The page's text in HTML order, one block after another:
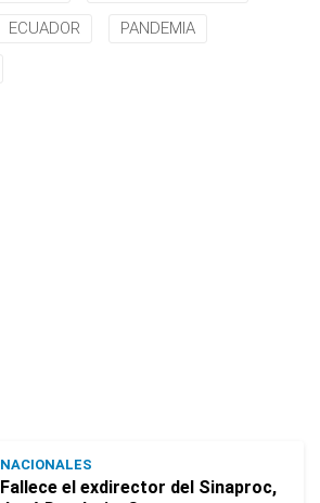
ECUADOR PANDEMIA
NACIONALES
Fallece el exdirector del Sinaproc,